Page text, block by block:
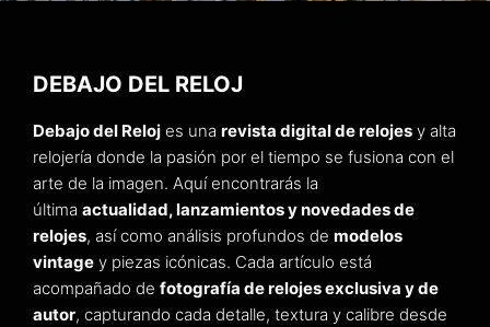
DEBAJO DEL RELOJ
Debajo del Reloj es una revista digital de relojes y alta
relojería donde la pasión por el tiempo se fusiona con el
arte de la imagen. Aquí encontrarás la
última actualidad, lanzamientos y novedades de
relojes, así como análisis profundos de modelos
vintage y piezas icónicas. Cada artículo está
acompañado de fotografía de relojes exclusiva y de
autor, capturando cada detalle, textura y calibre desde